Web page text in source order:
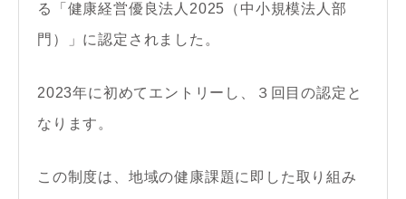
る「健康経営優良法人2025（中小規模法人部
門）」に認定されました。
2023年に初めてエントリーし、３回目の認定と
なります。
この制度は、地域の健康課題に即した取り組み